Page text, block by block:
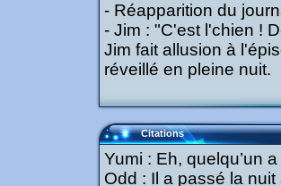
- Réapparition du
- Jim : "C'est l'chien !
Jim fait allusion à
réveillé en pleine nuit.
Citations
Yumi : Eh, quelqu’un
Odd : Il a passé la